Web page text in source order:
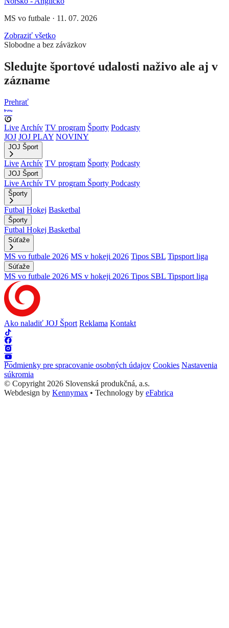
MS vo futbale · 11. 07. 2026
Zobraziť všetko
Slobodne a bez záväzkov
Sledujte športové udalosti naživo ale aj v
zázname
Prehrať
Live Archív TV program Športy Podcasty
JOJ JOJ PLAY NOVINY
JOJ Šport
Live Archív TV program Športy Podcasty
JOJ Šport
Live Archív TV program Športy Podcasty
Športy
Futbal Hokej Basketbal
Športy
Futbal Hokej Basketbal
Súťaže
MS vo futbale 2026 MS v hokeji 2026 Tipos SBL Tipsport liga
Súťaže
MS vo futbale 2026 MS v hokeji 2026 Tipos SBL Tipsport liga
Ako naladiť JOJ Šport Reklama Kontakt
Podmienky pre spracovanie osobných údajov Cookies Nastavenia
súkromia
© Copyright 2026 Slovenská produkčná, a.s.
Webdesign by Kennymax • Technology by eFabrica